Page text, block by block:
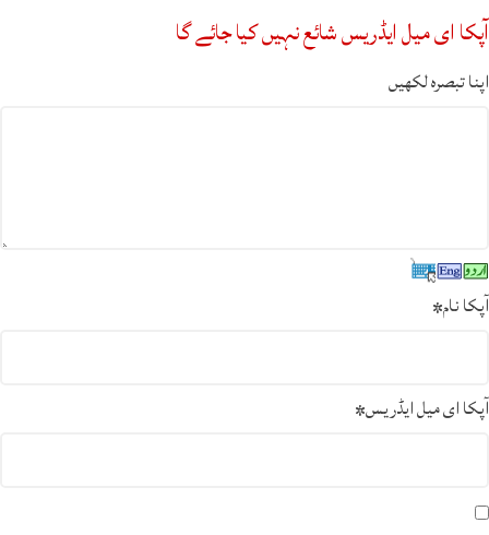
آپکا ای میل ایڈریس شائع نہیں کیا جائے گا
اپنا تبصرہ لکھیں
آپکا نام*
آپکا ای میل ایڈریس*